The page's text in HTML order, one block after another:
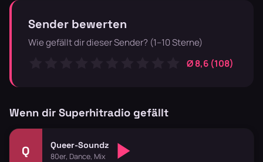
Sender bewerten
Wie gefällt dir dieser Sender? (1–10 Sterne)
Ø 8,6 (108)
Wenn dir Superhitradio gefällt
Q Queer-Soundz
80er, Dance, Mix